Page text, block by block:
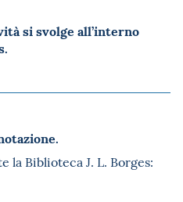
si svolge all’interno
la Biblioteca J. L. Borges: